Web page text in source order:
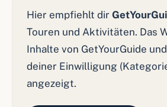
Hier empfiehlt dir
Touren und Aktivitäten. Das
Inhalte von GetYourGuide
deiner Einwilligung
angezeigt.